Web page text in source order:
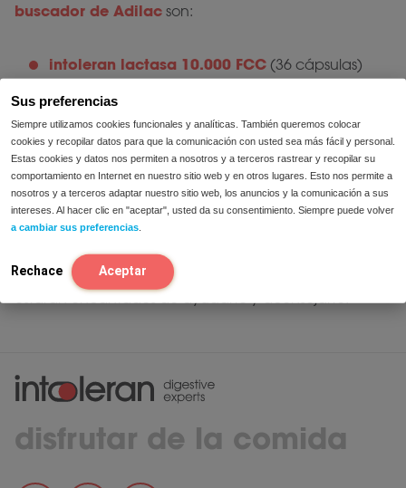
Sus preferencias
Siempre utilizamos cookies funcionales y analíticas. También queremos colocar
cookies y recopilar datos para que la comunicación con usted sea más fácil y personal.
Estas cookies y datos nos permiten a nosotros y a terceros rastrear y recopilar su
comportamiento en Internet en nuestro sitio web y en otros lugares. Esto nos permite a
nosotros y a terceros adaptar nuestro sitio web, los anuncios y la comunicación a sus
intereses. Al hacer clic en "aceptar", usted da su consentimiento. Siempre puede volver
a cambiar sus preferencias
Rechace Aceptar
buscador de Adilac son:
intoleran lactasa 10.000 FCC (36 cápsulas)
intoleran lactasa 20.000 FCC
intoleran lactasa 2500 FCC(100 comprimidos)
intoleran lactasa 3000 FCC(50 cápsulas)
intoleran lactasa en gotas(14ml)
intoleran lactasa en gotas(100ml)
¿Preguntas sobre nuestros productos? Ponte en
contacto
con nosotros. Nuestros dietistas de Intoleran
estarán encantados de ayudarte y aconsejarte.
disfrutar de la comida